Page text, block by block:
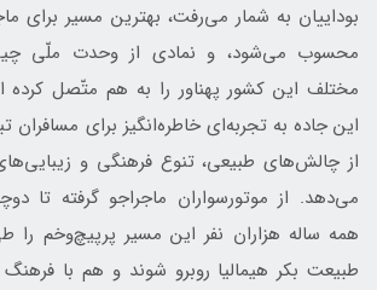
بوداییان به شمار می‌رفت، بهترین مسیر برای
محسوب می‌شود، و نمادی از وحدت ملّی
مختلف این کشور پهناور را به هم متّصل کرده
این جاده به تجربه‌ای خاطره‌انگیز برای مسافران
از چالش‌های طبیعی، تنوع فرهنگی و زیبایی‌های
می‌دهد. از موتورسواران ماجراجو گرفته تا
همه ساله هزاران نفر این مسیر پرپیچ‌وخم را
طبیعت بکر هیمالیا روبرو شوند و هم با